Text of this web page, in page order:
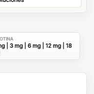
| 3 mg | 6 mg | 12 mg | 18